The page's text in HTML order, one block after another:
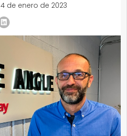
4 de enero de 2023